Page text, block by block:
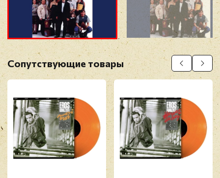
Прикрепить фото
Оставить отзыв
Перед публикацией отзывы проходят
модерацию
Сопутствующие товары